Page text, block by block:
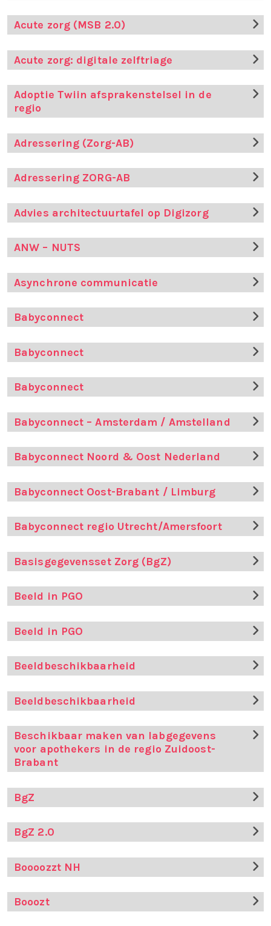
Acute zorg (MSB 2.0)
Acute zorg: digitale zelftriage
Adoptie Twiin afsprakenstelsel in de
regio
Adressering (Zorg-AB)
Adressering ZORG-AB
Advies architectuurtafel op Digizorg
ANW – NUTS
Asynchrone communicatie
Babyconnect
Babyconnect
Babyconnect
Babyconnect – Amsterdam / Amstelland
Babyconnect Noord & Oost Nederland
Babyconnect Oost-Brabant / Limburg
Babyconnect regio Utrecht/Amersfoort
Basisgegevensset Zorg (BgZ)
Beeld in PGO
Beeld in PGO
Beeldbeschikbaarheid
Beeldbeschikbaarheid
Beschikbaar maken van labgegevens
voor apothekers in de regio Zuidoost-
Brabant
BgZ
BgZ 2.0
Boooozzt NH
Booozt